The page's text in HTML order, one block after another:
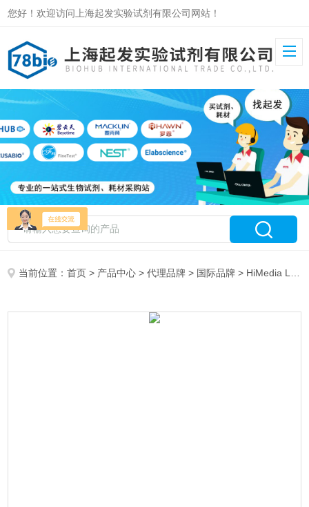
您好！欢迎访问上海起发实验试剂有限公司网站！
当前位置：首页 > 产品中心 >代理品牌 > 国际品牌 > HiMedia Laboratories 特约代理